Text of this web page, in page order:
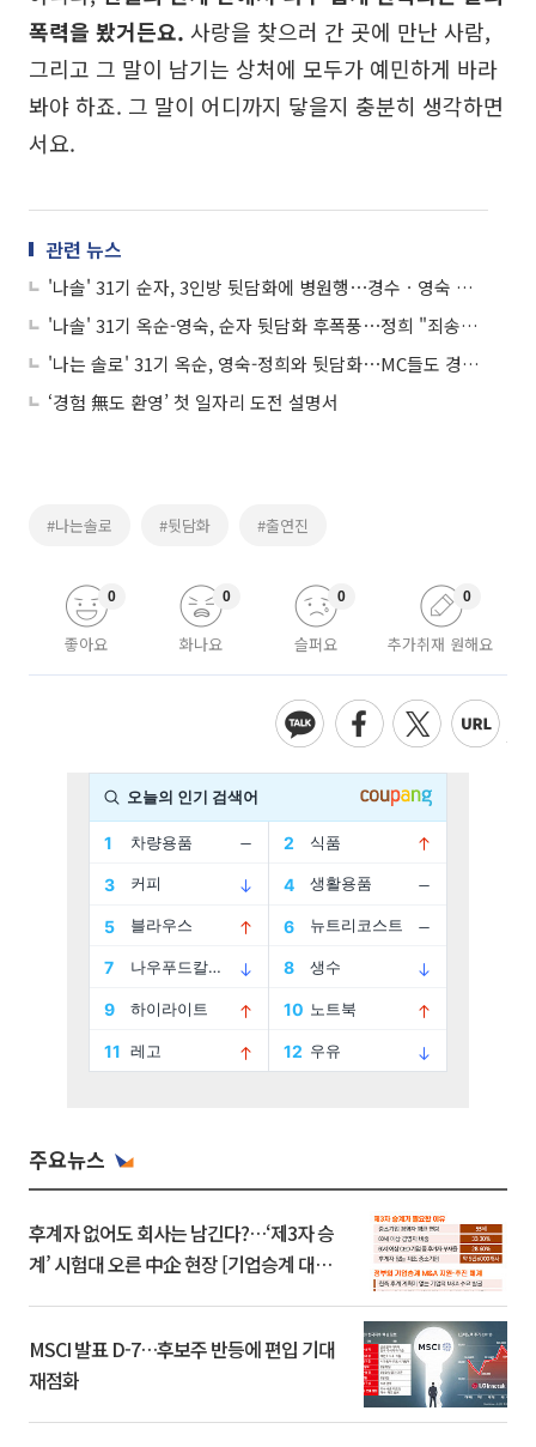
폭력을 봤거든요. 사랑을 찾으러 간 곳에 만난 사람,
그리고 그 말이 남기는 상처에 모두가 예민하게 바라
봐야 하죠. 그 말이 어디까지 닿을지 충분히 생각하면
서요.
관련 뉴스
'나솔' 31기 순자, 3인방 뒷담화에 병원행⋯경수ㆍ영숙 최커 분위기 솔솔
'나솔' 31기 옥순-영숙, 순자 뒷담화 후폭풍⋯정희 "죄송하다" 사과에도 비난
'나는 솔로' 31기 옥순, 영숙-정희와 뒷담화⋯MC들도 경악 "순자에게 당장 사과해"
‘경험 無도 환영’ 첫 일자리 도전 설명서
#나는솔로 #뒷담화 #출연진
좋아요
0
화나요
0
슬퍼요
0
추가취재 원해요
0
주요뉴스
후계자 없어도 회사는 남긴다?…‘제3자 승
계’ 시험대 오른 中企 현장 [기업승계 대전
MSCI 발표 D-7…후보주 반등에 편입 기대
재점화